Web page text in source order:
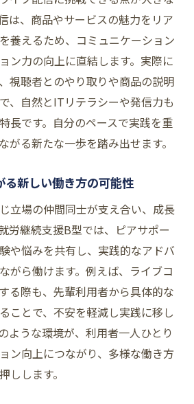
援B型で身につくライブ配信の基
働がスキルアップにつながる理
ースで活かせるITスキルの習得
継続支援B型が取り組む実践事例
画編集も学べる環境の特徴
就労継続支援B型とITスキルの
援B型でITスキルを高めるメリッ
で安心して学べる大阪の環境
グ学習とライブコマースの相
は、商品やサービスの魅力をリア
養えるため、コミュニケーション
ン力の向上に直結します。実際に
視聴者とのやり取りや商品の説明
、自然とITリテラシーや発信力も
長です。自分のペースで実践を重
がる新たな一歩を踏み出せます。
る新しい働き方の可能性
立場の仲間同士が支え合い、成長
労継続支援B型では、ピアサポー
や悩みを共有し、実践的なアドバ
がら働けます。例えば、ライブコ
る際も、先輩利用者から具体的な
ことで、不安を軽減し実践に移し
ような環境が、利用者一人ひとり
ン向上につながり、多様な働き方
しします。